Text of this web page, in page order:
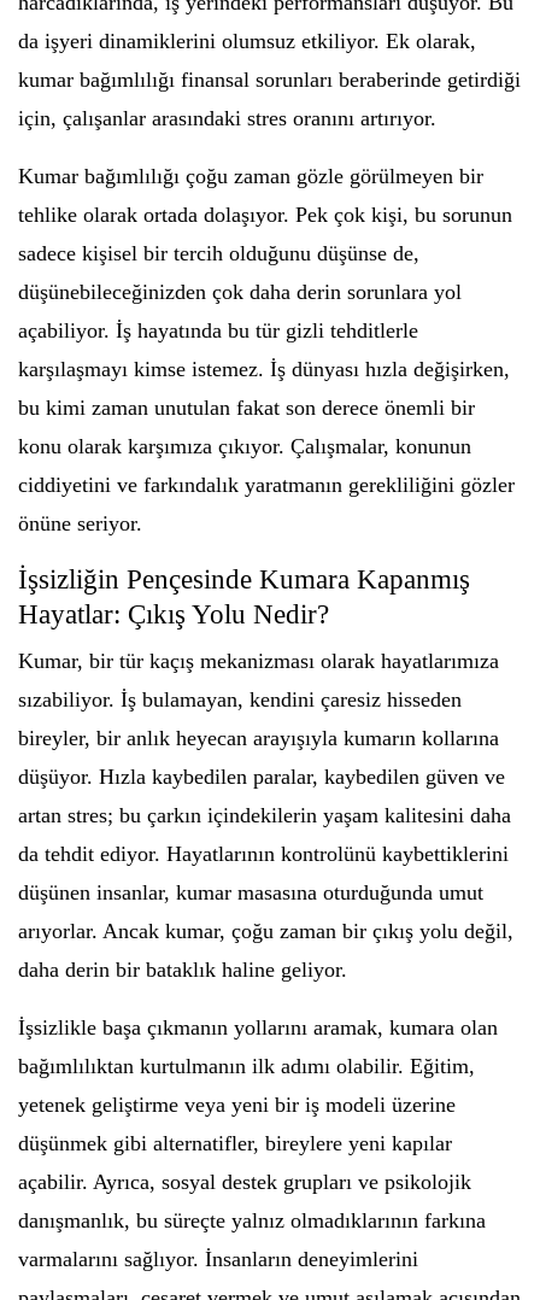
da işyeri dinamiklerini olumsuz etkiliyor. Ek olarak,
kumar bağımlılığı finansal sorunları beraberinde getirdiği
için, çalışanlar arasındaki stres oranını artırıyor.
Kumar bağımlılığı çoğu zaman gözle görülmeyen bir
tehlike olarak ortada dolaşıyor. Pek çok kişi, bu sorunun
sadece kişisel bir tercih olduğunu düşünse de,
düşünebileceğinizden çok daha derin sorunlara yol
açabiliyor. İş hayatında bu tür gizli tehditlerle
karşılaşmayı kimse istemez. İş dünyası hızla değişirken,
bu kimi zaman unutulan fakat son derece önemli bir
konu olarak karşımıza çıkıyor. Çalışmalar, konunun
ciddiyetini ve farkındalık yaratmanın gerekliliğini gözler
önüne seriyor.
İşsizliğin Pençesinde Kumara Kapanmış
Hayatlar: Çıkış Yolu Nedir?
Kumar, bir tür kaçış mekanizması olarak hayatlarımıza
sızabiliyor. İş bulamayan, kendini çaresiz hisseden
bireyler, bir anlık heyecan arayışıyla kumarın kollarına
düşüyor. Hızla kaybedilen paralar, kaybedilen güven ve
artan stres; bu çarkın içindekilerin yaşam kalitesini daha
da tehdit ediyor. Hayatlarının kontrolünü kaybettiklerini
düşünen insanlar, kumar masasına oturduğunda umut
arıyorlar. Ancak kumar, çoğu zaman bir çıkış yolu değil,
daha derin bir bataklık haline geliyor.
İşsizlikle başa çıkmanın yollarını aramak, kumara olan
bağımlılıktan kurtulmanın ilk adımı olabilir. Eğitim,
yetenek geliştirme veya yeni bir iş modeli üzerine
düşünmek gibi alternatifler, bireylere yeni kapılar
açabilir. Ayrıca, sosyal destek grupları ve psikolojik
danışmanlık, bu süreçte yalnız olmadıklarının farkına
varmalarını sağlıyor. İnsanların deneyimlerini